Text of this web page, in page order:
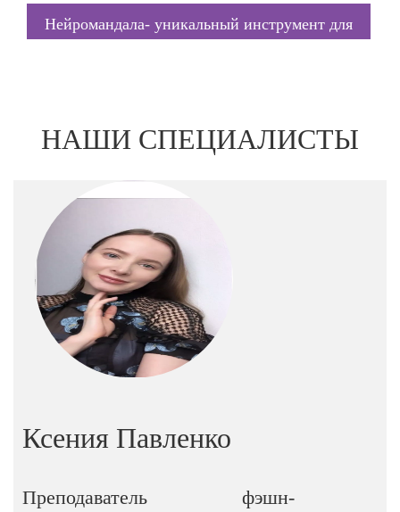
Нейромандала- уникальный инструмент для
НАШИ СПЕЦИАЛИСТЫ
Ксения Павленко
Преподаватель фэшн-